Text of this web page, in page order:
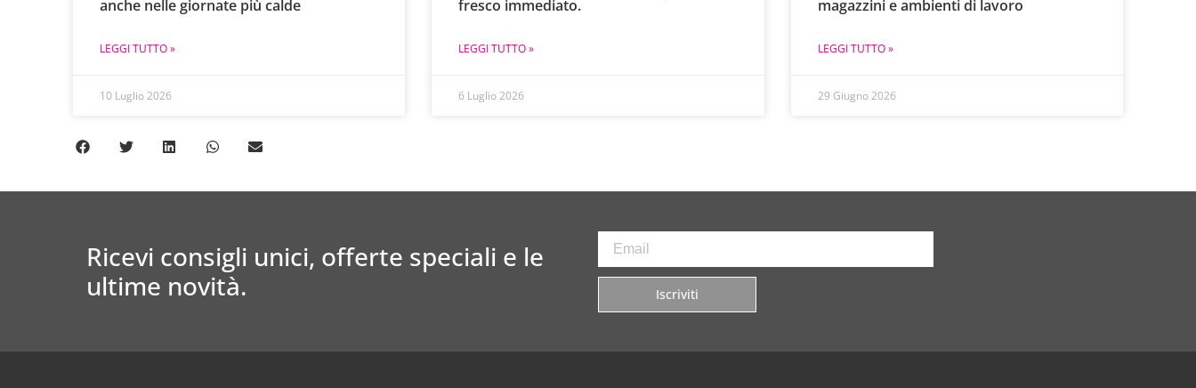
anche nelle giornate più calde
LEGGI TUTTO »
10 Luglio 2026
fresco immediato.
LEGGI TUTTO »
6 Luglio 2026
magazzini e ambienti di lavoro
LEGGI TUTTO »
29 Giugno 2026
Ricevi consigli unici, offerte speciali e le
ultime novità.
Iscriviti